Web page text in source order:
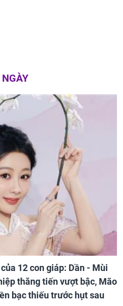
12 con giáp: Dần - Mùi
thăng tiến vượt bậc, Mão
bạc thiếu trước hụt sau